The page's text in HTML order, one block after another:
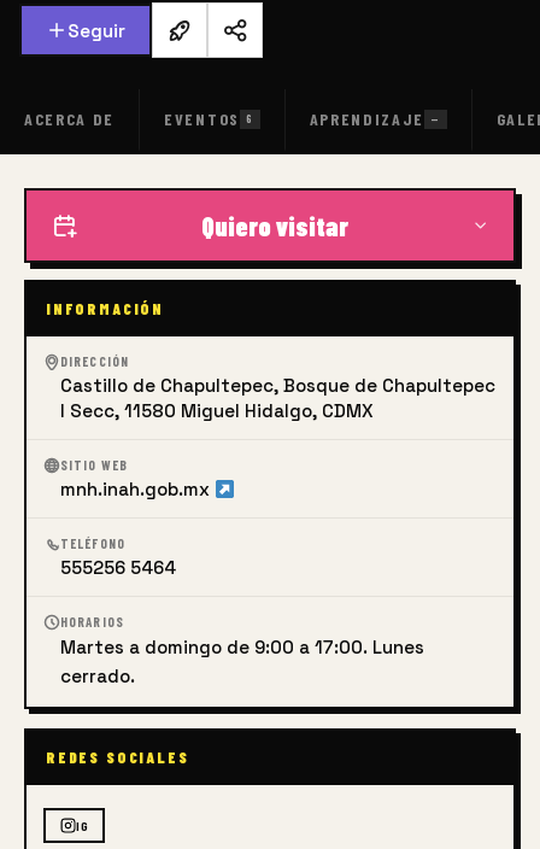
historia se entrelazan en este espacio imprescindible de la
Ciudad de México.
Seguir
ACERCA DE EVENTOS 6 APRENDIZAJE —
Quiero visitar
INFORMACIÓN
DIRECCIÓN
Castillo de Chapultepec, Bosque de Chapultepec
I Secc, 11580 Miguel Hidalgo, CDMX
SITIO WEB
mnh.inah.gob.mx
TELÉFONO
555256 5464
HORARIOS
Martes a domingo de 9:00 a 17:00. Lunes
cerrado.
REDES SOCIALES
IG